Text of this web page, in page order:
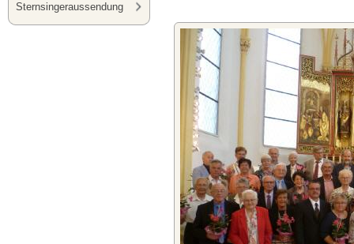
Sternsingeraussendung